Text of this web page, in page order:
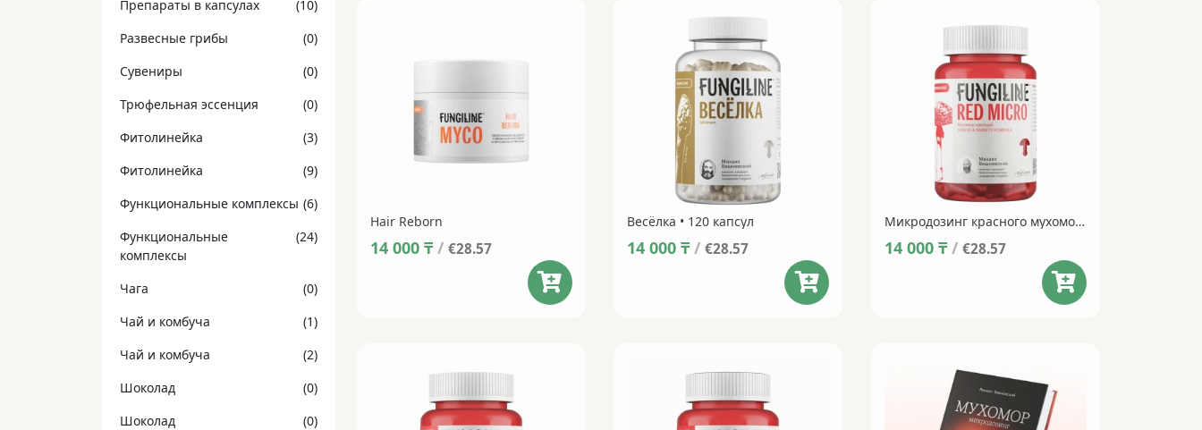
Препараты в капсулах
(10)
Развесные грибы
(0)
Сувениры
(0)
Трюфельная эссенция
(0)
Фитолинейка
(3)
Фитолинейка
(9)
Функциональные комплексы (6)
Функциональные
комплексы
(24)
Чага
(0)
Чай и комбуча
(1)
Чай и комбуча
(2)
Шоколад
(0)
Шоколад
(0)
Hair Reborn
14 000 ₸ / €28.57
Весёлка • 120 капсул
14 000₸ / €28.57
Микродозинг красного мухомора Red Micro НОВАЯ ФОРМУЛА • 60 капсул
14 000 ₸ / €28.57